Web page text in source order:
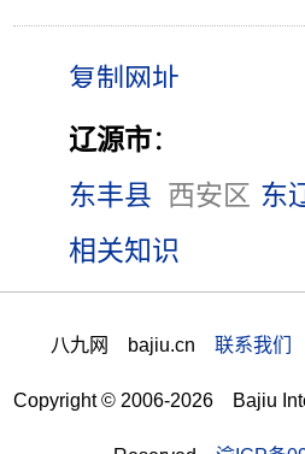
辽源市：
东丰县 西安区 东
相关知识
八九网 bajiu.cn 联系我
Copyright © 2006-2026 Bajiu